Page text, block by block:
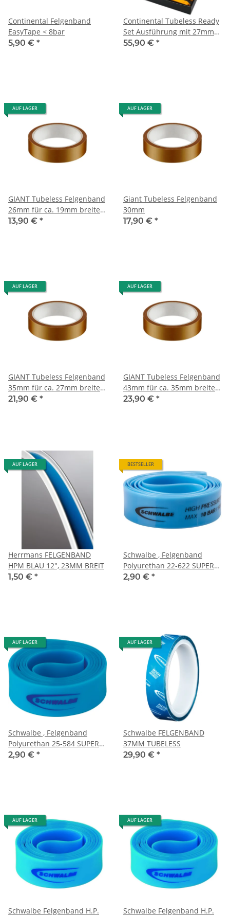
Continental Felgenband
EasyTape < 8bar
5,90 € *
Continental Tubeless Ready
Set Ausführung mit 27mm
Felgenband
55,90 € *
AUF LAGER
GIANT Tubeless Felgenband
26mm für ca. 19mm breite
Felgen
13,90 € *
AUF LAGER
Giant Tubeless Felgenband
30mm
17,90 € *
AUF LAGER
GIANT Tubeless Felgenband
35mm für ca. 27mm breite
Felgen
21,90 € *
AUF LAGER
GIANT Tubeless Felgenband
43mm für ca. 35mm breite
Felgen
23,90 € *
AUF LAGER
Herrmans FELGENBAND
HPM BLAU 12", 23MM BREIT
1,50 € *
BESTSELLER
Schwalbe , Felgenband
Polyurethan 22-622 SUPER
H.P.
2,90 € *
AUF LAGER
Schwalbe , Felgenband
Polyurethan 25-584 SUPER
H.P.
2,90 € *
AUF LAGER
Schwalbe FELGENBAND
37MM TUBELESS
29,90 € *
AUF LAGER
Schwalbe Felgenband H.P.
AUF LAGER
Schwalbe Felgenband H.P.